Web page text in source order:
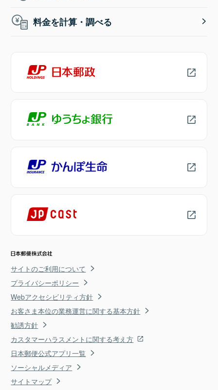
料金を計算・調べる
サイトのご利用について
プライバシーポリシー
Webアクセシビリティ方針
お客さま本位の業務運営に関する基本方針
勧誘方針
カスタマーハラスメントに関する考え方
日本郵便公式アプリ一覧
ソーシャルメディア
サイトマップ